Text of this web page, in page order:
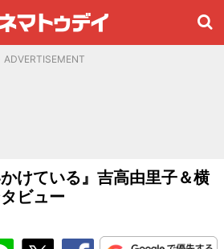
ADVERTISEMENT
けている』吉高由里子＆横
ビュー